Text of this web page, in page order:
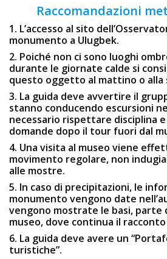
Raccomandazioni
1. L’accesso al sito
monumento a Ulugbek.
2. Poiché non ci sono luoghi
durante le giornate calde si
questo oggetto al mattino o alla
3. La guida deve avvertire il
stanno conducendo escursioni
necessario rispettare disciplina e
domande dopo il tour fuori dal
4. Una visita al museo viene
movimento regolare, non
alle mostre.
5. In caso di precipitazioni, le
monumento vengono date
vengono mostrate le basi, parte
museo, dove continua il
6. La guida deve avere un
turistiche”.